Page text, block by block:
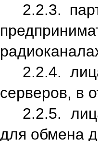
2.2.3.
2.2.4.
серверов, в
2.2.5.
для обмена